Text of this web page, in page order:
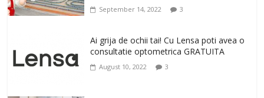
un corp sanatos si armonios dezvoltat,
cu Flexor Fitness-dispozitiv pentru
tonifiere muschi
September 14, 2022 3
Ai grija de ochii tai! Cu Lensa poti avea o
consultatie optometrica GRATUITA
August 10, 2022 3